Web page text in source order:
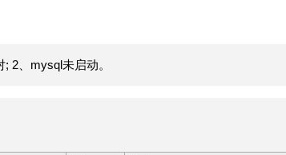
2、mysql未启动。